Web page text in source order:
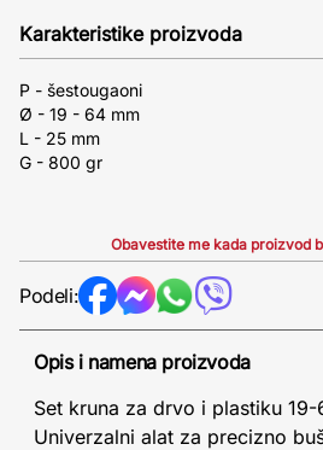
Karakteristike proizvoda
P - šestougaoni
Ø - 19 - 64 mm
L - 25 mm
G - 800 gr
Obavestite me kada proizvod
Podeli:
Opis i namena proizvoda
Set kruna za drvo i plastiku
Univerzalni alat za precizno